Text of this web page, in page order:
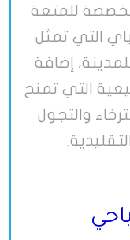
للمتعة
التي تمثل
إضافة
التي تمنح
والتجول
.